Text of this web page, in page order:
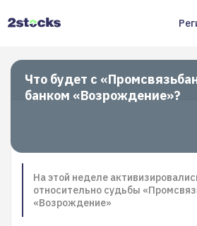
Что будет с
банком «Возрождение»?
На этой неделе
относительно судьбы
«Возрождение»